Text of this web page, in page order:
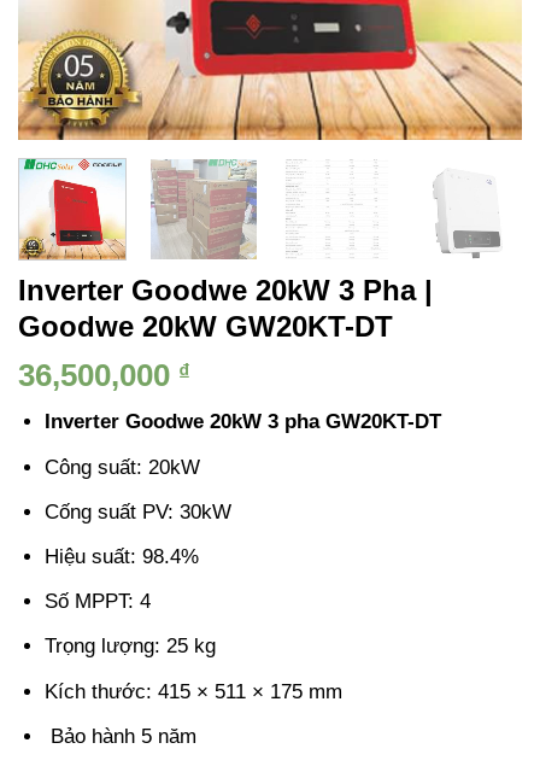
Inverter Goodwe 20kW 3 Pha |
Goodwe 20kW GW20KT-DT
36,500,000 ₫
Inverter Goodwe 20kW 3 pha GW20KT-DT
Công suất: 20kW
Cống suất PV: 30kW
Hiệu suất: 98.4%
Số MPPT: 4
Trọng lượng: 25 kg
Kích thước:415 × 511 × 175 mm
Bảo hành 5 năm